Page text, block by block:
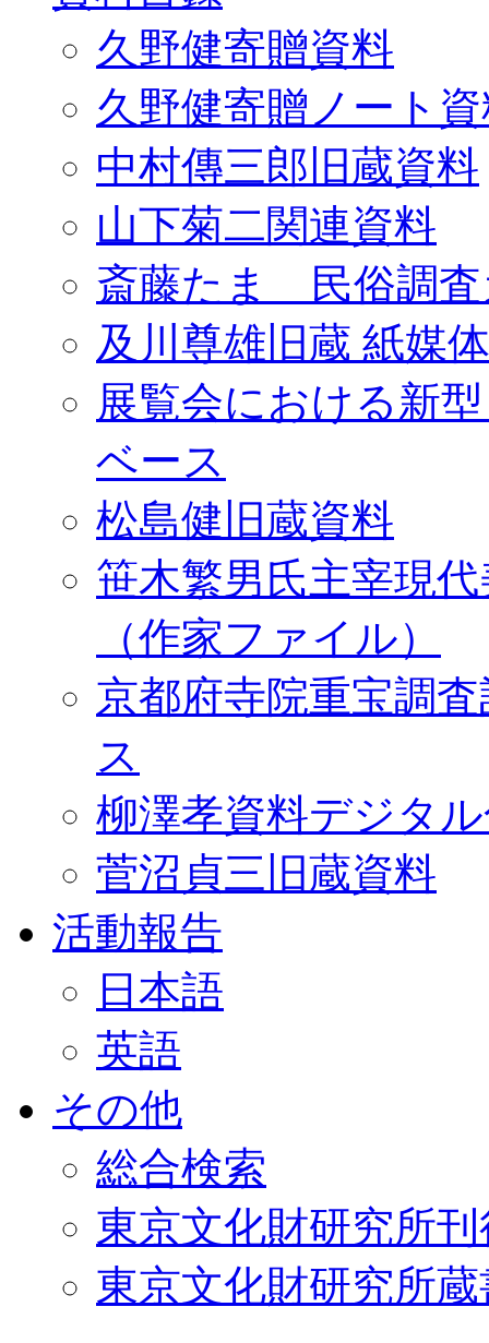
久野健寄贈資料
久野健寄贈ノート
中村傳三郎旧蔵資料
山下菊二関連資料
斎藤たま 民俗調査
及川尊雄旧蔵 紙媒
展覧会における新
ベース
松島健旧蔵資料
笹木繁男氏主宰現
（作家ファイル）
京都府寺院重宝調
ス
柳澤孝資料デジタ
菅沼貞三旧蔵資料
活動報告
日本語
英語
その他
総合検索
東京文化財研究所
東京文化財研究所